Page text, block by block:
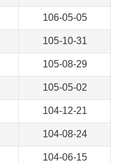
106-05-05
105-10-31
105-08-29
105-05-02
104-12-21
104-08-24
104-06-15